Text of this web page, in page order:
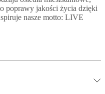
poprawy jakości życia dzięki
nasze motto: LIVE